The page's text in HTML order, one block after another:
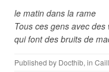
le matin dans la rame
Tous ces gens avec des
qui font des bruits de
Published by Docthib, in